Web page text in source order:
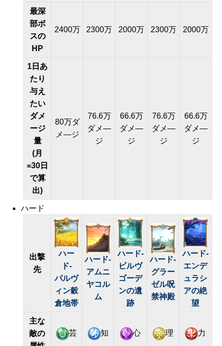
最深
部ボ
スの
HP
2400万 2300万 2000万 2300万 2000万
1日あ
たり
与え
たい
ダメ
ージ
量
(月
=30日
で算
出)
80万ダ
メ―ジ
76.6万
ダメ―
ジ
66.6万
ダメ―
ジ
76.6万
ダメ―
ジ
66.6万
ダメ―
ジ
ハード
出撃
先
ハー
ド-
パルヴ
ィン穀
倉地帯
ハード-
アムニ
ヤコル
ム
ハード-
ビルヴ
ゴーデ
ンの遺
跡
ハード-
グラー
ゼル呪
禁神殿
ハード-
エンデ
ュラシ
アの絶
望
主な
敵の
芸 知 心 理 力